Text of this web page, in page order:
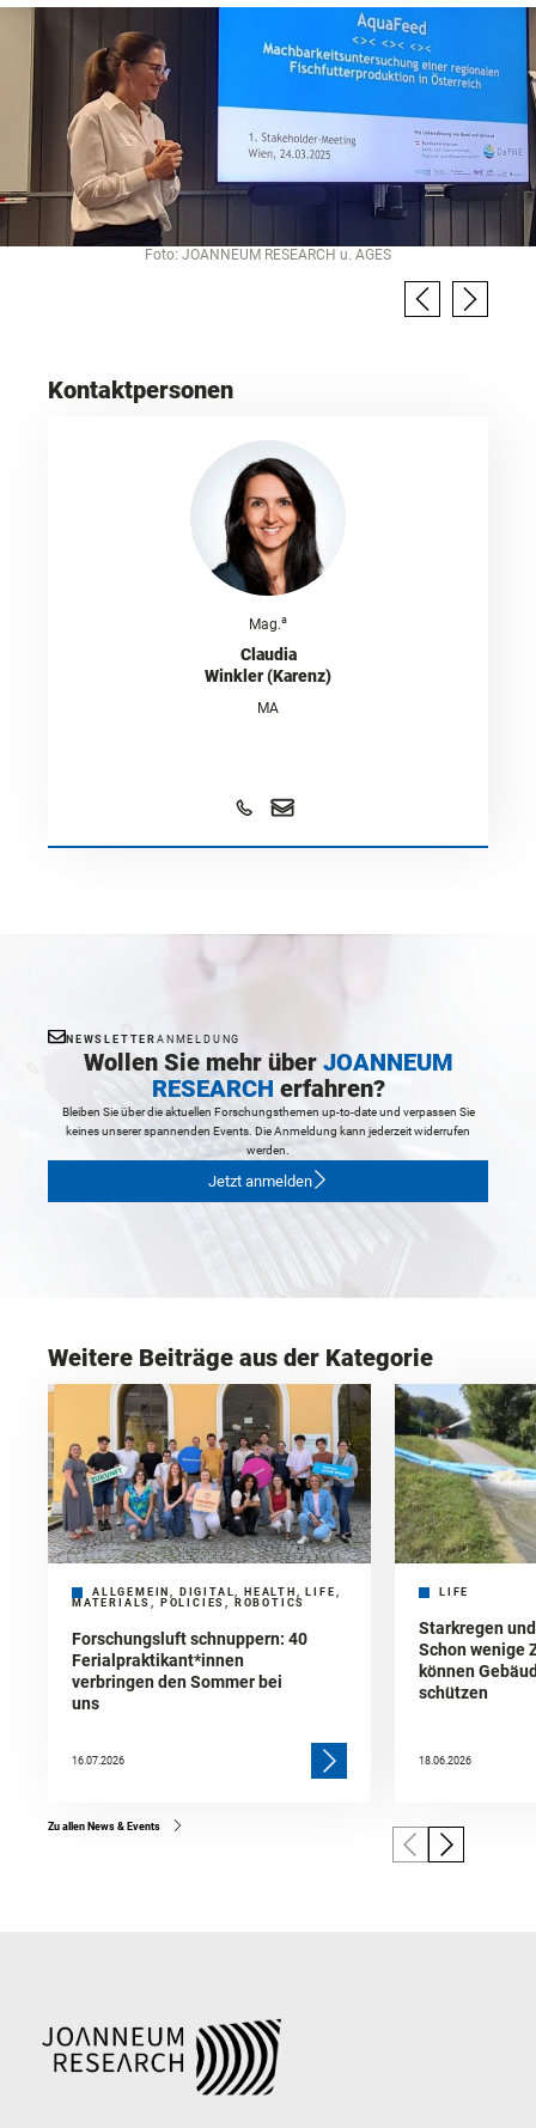
Foto: JOANNEUM RESEARCH u. AGES
Kontaktpersonen
Mag.a
Claudia
Winkler (Karenz)
MA
NEWSLETTER ANMELDUNG
Wollen Sie mehr über JOANNEUM
RESEARCH erfahren?
Bleiben Sie über die aktuellen Forschungsthemen up-to-date und verpassen Sie
keines unserer spannenden Events. Die Anmeldung kann jederzeit widerrufen
werden.
Jetzt anmelden
Weitere Beiträge aus der Kategorie
ALLGEMEIN, DIGITAL, HEALTH, LIFE,
MATERIALS, POLICIES, ROBOTICS
Forschungsluft schnuppern: 40
Ferialpraktikant*innen
verbringen den Sommer bei
uns
16.07.2026
LIFE
Starkregen
Schon wenige
können
schützen
18.06.2026
Zu allen News & Events